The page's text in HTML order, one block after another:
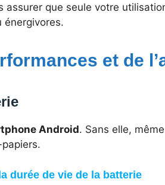
assurer que seule votre
énergivores.
et de
Android. Sans elle,
papiers.
durée de vie de la batterie